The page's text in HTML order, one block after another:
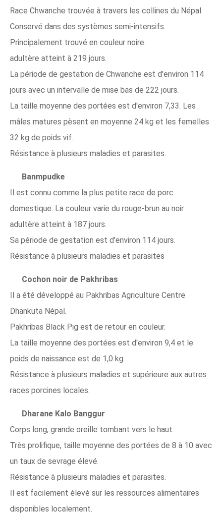
Race Chwanche trouvée à travers les collines du Népal.
Conservé dans des systèmes semi-intensifs.
Principalement trouvé en couleur noire.
adultère atteint à 219 jours.
La période de gestation de Chwanche est d'environ 114
jours avec un intervalle de mise bas de 222 jours.
La taille moyenne des portées est d'environ 7,33. Les
mâles matures pèsent en moyenne 24 kg et les femelles
32 kg de poids vif.
Résistance à plusieurs maladies et parasites.
Banmpudke
Il est connu comme la plus petite race de porc
domestique. La couleur varie du rouge-brun au noir.
adultère atteint à 187 jours.
Sa période de gestation est d'environ 114 jours.
Résistance à plusieurs maladies et parasites
Cochon noir de Pakhribas
Il a été développé au Pakhribas Agriculture Centre
Dhankuta Népal.
Pakhribas Black Pig est de retour en couleur.
La taille moyenne des portées est d'environ 9,4 et le
poids de naissance est de 1,0 kg.
Résistance à plusieurs maladies et supérieure aux autres
races porcines locales.
Dharane Kalo Banggur
Corps long, grande oreille tombant vers le haut.
Très prolifique, taille moyenne des portées de 8 à 10 avec
un taux de sevrage élevé.
Résistance à plusieurs maladies et parasites.
Il est facilement élevé sur les ressources alimentaires
disponibles localement.